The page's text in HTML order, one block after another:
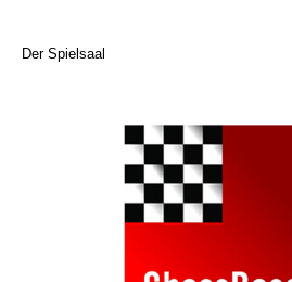
Der Spielsaal